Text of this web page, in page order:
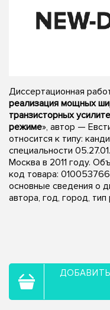
Диссертационная
реализация мощных
транзисторных
режиме», автор —
относится к типу:
специальности
Москва в 2011 году.
код товара:
основные сведения о
автора, год, город,